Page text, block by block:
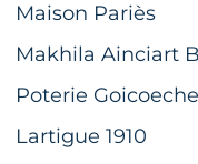
Maison Pariès
Makhila Ainciart
Poterie
Lartigue 1910